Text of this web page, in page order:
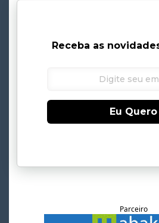
Receba as
Eu Quero
Parceiro